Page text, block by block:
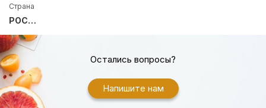
Страна
РОССИЯ
Остались вопросы?
Напишите нам